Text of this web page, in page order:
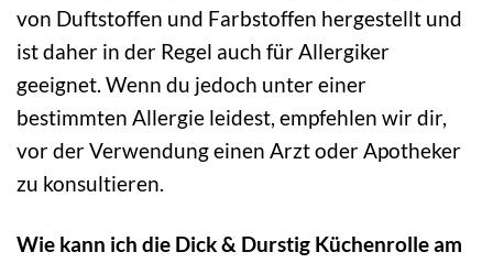
von Duftstoffen und Farbstoffen hergestellt und
ist daher in der Regel auch für Allergiker
geeignet. Wenn du jedoch unter einer
bestimmten Allergie leidest, empfehlen wir dir,
vor der Verwendung einen Arzt oder Apotheker
zu konsultieren.
Wie kann ich die Dick & Durstig Küchenrolle am